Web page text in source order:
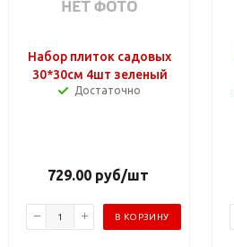
Набор плиток садовых
30*30см 4шт зеленый
Достаточно
729.00руб/шт
В КОРЗИНУ